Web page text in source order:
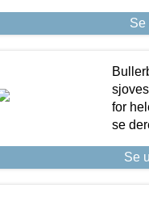
Se
for
se
Se